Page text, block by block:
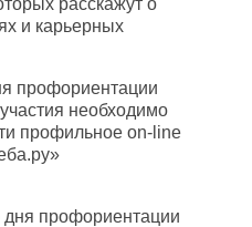
и карьерных
профориентации
необходимо
профильное on-line
дня профориентации